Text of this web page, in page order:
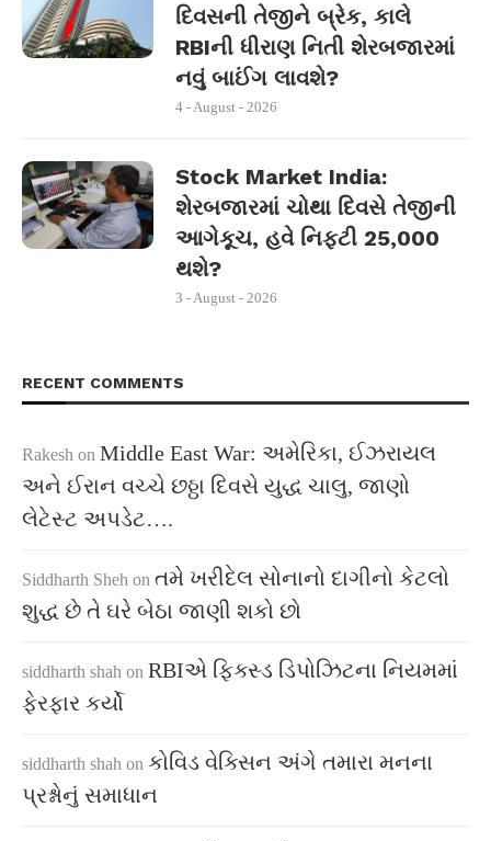
દિવસની તેજીને બ્રેક, કાલે
RBIની ધીરાણ નિતી શેરબજારમાં
નવું બાઈંગ લાવશે?
4 - August - 2026
Stock Market India:
શેરબજારમાં ચોથા દિવસે તેજીની
આગેકૂચ, હવે નિફ્ટી 25,000
થશે?
3 - August - 2026
RECENT COMMENTS
Rakesh on Middle East War: અમેરિકા, ઈઝરાયલ
અને ઈરાન વચ્ચે છઠ્ઠા દિવસે યુદ્ધ ચાલુ, જાણો
લેટેસ્ટ અપડેટ….
Siddharth Sheh on તમે ખરીદેલ સોનાનો દાગીનો કેટલો
શુદ્ધ છે તે ઘરે બેઠા જાણી શકો છો
siddharth shah on RBIએ ફિક્સ્ડ ડિપોઝિટના નિયમમાં
ફેરફાર કર્યો
siddharth shah on કોવિડ વેક્સિન અંગે તમારા મનના
પ્રશ્નોનું સમાધાન